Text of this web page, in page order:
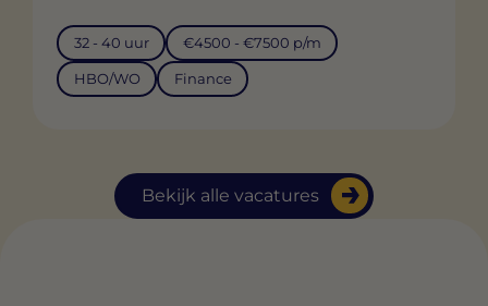
Bekijk alle vacatures
32 - 40 uur €4500 - €7500 p/m
HBO/WO Finance